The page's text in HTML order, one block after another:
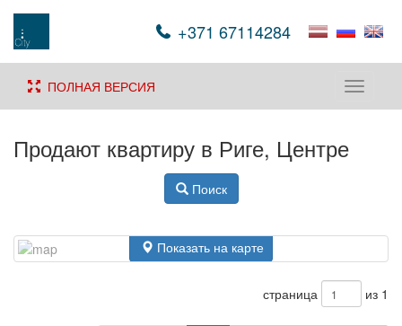
+371 67114284
Toggle
ПОЛНАЯ ВЕРСИЯ
Продают квартиру в Риге, Центре
Поиск
Показать на карте
страница из 1